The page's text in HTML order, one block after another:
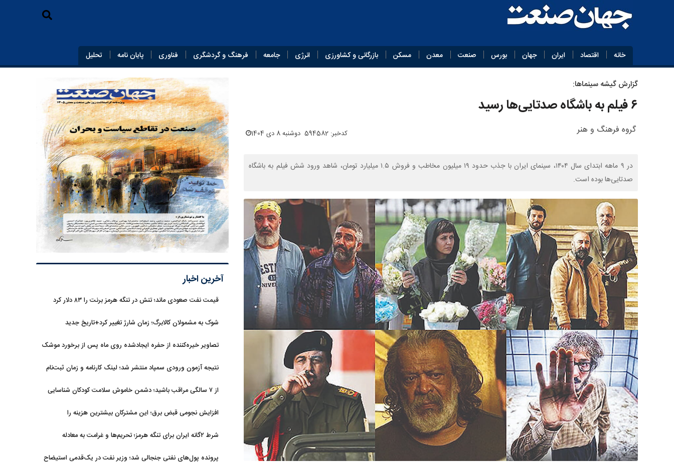
خانه اقتصاد ایران جهان بورس صنعت معدن مسکن بازرگانی و کشاورزی انرژی جامعه فرهنگ و گردشگری فناوری پایان‌ نامه تحلیل
گزارش گیشه سینماها:
۶ فیلم به باشگاه صدتایی‌ها رسید
گروه فرهنگ و هنر کدخبر: 594582 دوشنبه 8 دی 1404
در ۹ ماهه ابتدای سال ۱۴۰۴، سینمای ایران با جذب حدود ۱۹ میلیون مخاطب و فروش ۱.۵ میلیارد تومان، شاهد ورود شش فیلم به باشگاه
صدتایی‌ها بوده است.
آخرین اخبار
قیمت نفت صعودی ماند؛ تنش در تنگه هرمز برنت را ۸۳ دلار کرد
شوک به مشمولان کالابرگ؛ زمان شارژ تغییر کرد+تاریخ جدید
تصاویر خیره‌کننده از حفره ایجادشده روی ماه پس از برخورد موشک
نتیجه آزمون ورودی سمپاد منتشر شد؛ لینک کارنامه و زمان ثبت‌نام
از ۷ سالگی مراقب باشید؛ دشمن خاموش سلامت کودکان شناسایی
افزایش نجومی قبض برق؛ این مشترکان بیشترین هزینه را
شرط ۲گانه ایران برای تنگه هرمز؛ تحریم‌ها و غرامت به معادله
پرونده پول‌های نفتی جنجالی شد؛ وزیر نفت در یک‌قدمی استیضاح